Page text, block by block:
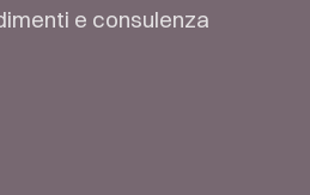
e consulenza